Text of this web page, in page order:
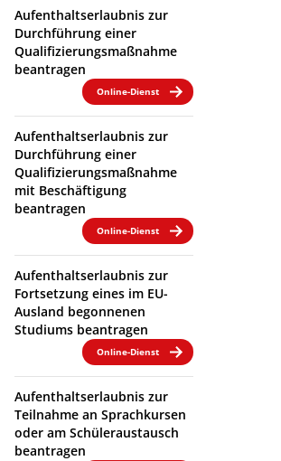
Aufenthaltserlaubnis zur
Durchführung einer
Qualifizierungsmaßnahme
beantragen
Online-Dienst
Aufenthaltserlaubnis zur
Durchführung einer
Qualifizierungsmaßnahme
mit Beschäftigung
beantragen
Online-Dienst
Aufenthaltserlaubnis zur
Fortsetzung eines im EU-
Ausland begonnenen
Studiums beantragen
Online-Dienst
Aufenthaltserlaubnis zur
Teilnahme an Sprachkursen
oder am Schüleraustausch
beantragen